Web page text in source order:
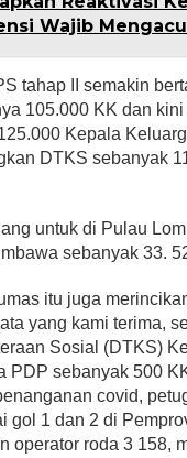
Wajib Mengacu
tahap II semakin
105.000 KK dan kini
Kepala
DTKS sebanyak
untuk di Pulau
sebanyak 33.
itu juga
yang kami terima,
Sosial (DTKS)
PDP sebanyak 500
covid,
gol 1 dan 2 di
operator roda 3 158,